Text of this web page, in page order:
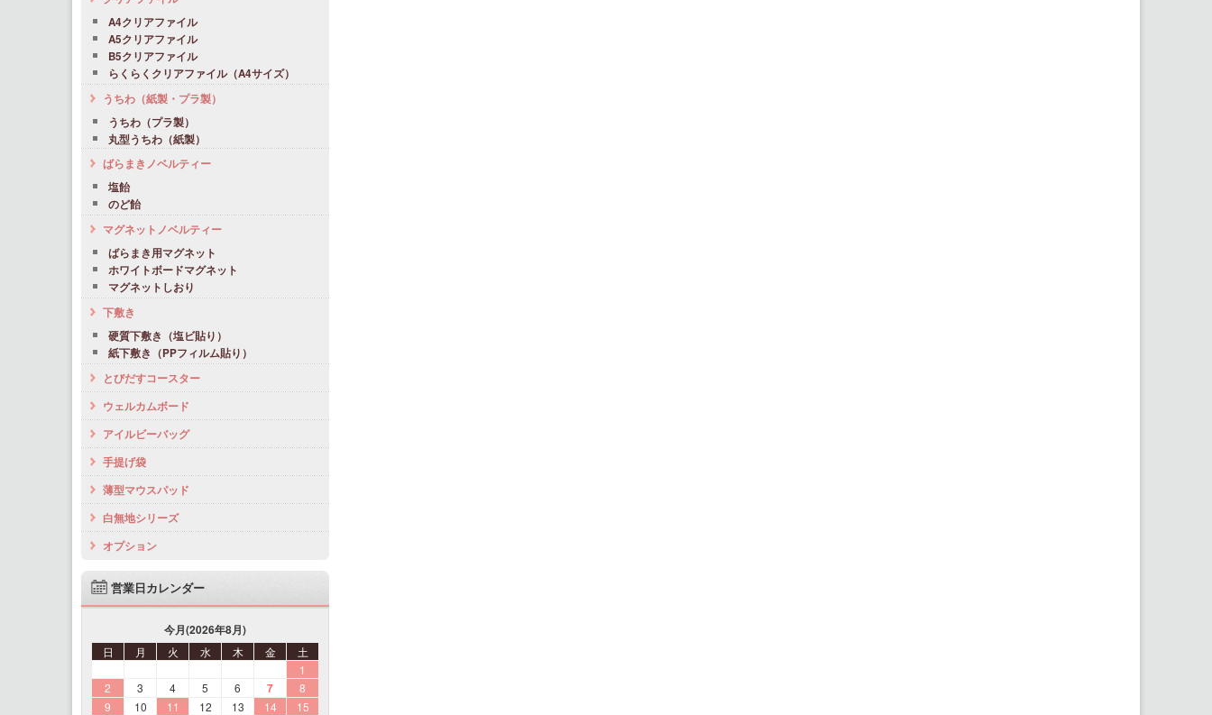
A4クリアファイル
A5クリアファイル
B5クリアファイル
らくらくクリアファイル（A4サイズ）
うちわ（紙製・プラ製）
うちわ（プラ製）
丸型うちわ（紙製）
ばらまきノベルティー
塩飴
のど飴
マグネットノベルティー
ばらまき用マグネット
ホワイトボードマグネット
マグネットしおり
下敷き
硬質下敷き（塩ビ貼り）
紙下敷き（PPフィルム貼り）
とびだすコースター
ウェルカムボード
アイルビーバッグ
手提げ袋
薄型マウスパッド
白無地シリーズ
オプション
営業日カレンダー
今月(2026年8月)
日 月 火 水 木 金
土
1
2
3 4 5 6 7
8
9
10 11 12 13 14
15